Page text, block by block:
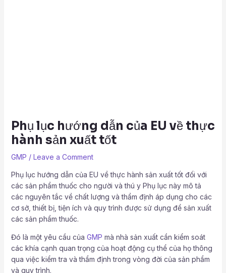
Phụ lục hướng dẫn của EU về thực
hành sản xuất tốt
GMP / Leave a Comment
Phụ lục hướng dẫn của EU về thực hành sản xuất tốt đối với
các sản phẩm thuốc cho người và thú y Phụ lục này mô tả
các nguyên tắc về chất lượng và thẩm định áp dụng cho các
cơ sở, thiết bị, tiện ích và quy trình được sử dụng để sản xuất
các sản phẩm thuốc.
Đó là một yêu cầu của GMP mà nhà sản xuất cần kiểm soát
các khía cạnh quan trọng của hoạt động cụ thể của họ thông
qua việc kiểm tra và thẩm định trong vòng đời của sản phẩm
và quy trình.